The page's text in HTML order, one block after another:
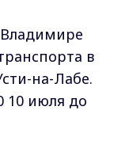
в
на-Лабе.
10 июля до